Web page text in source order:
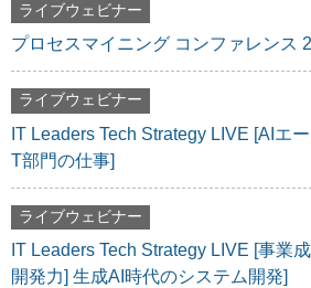
ライブウェビナー
プロセスマイニング コンファレンス
ライブウェビナー
IT Leaders Tech Strategy LIVE [AIエ
T部門の仕事]
ライブウェビナー
IT Leaders Tech Strategy LIVE [事業
開発力] 生成AI時代のシステム開発]